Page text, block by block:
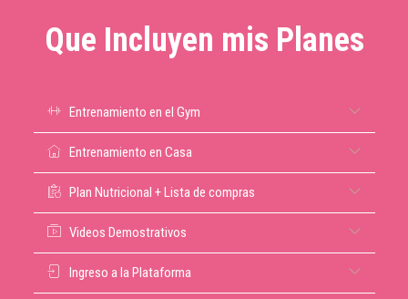
Que Incluyen mis Planes
Entrenamiento en el Gym
Entrenamiento en Casa
Plan Nutricional + Lista de compras
Videos Demostrativos
Ingreso a la Plataforma